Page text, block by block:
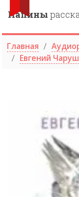
Папины
Главная
Евгений